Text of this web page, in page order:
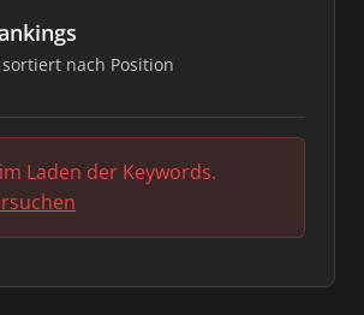
nach Position
Laden der Keywords.